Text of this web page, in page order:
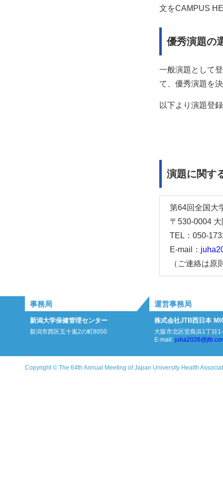
文をCAMPUS
優秀演題の
一般演題として
て、優秀演題を
以下より演題登
演題に関す
第64回全国大
〒530-0004
TEL：050-
E-mail：
（ご連絡は
事務局
新潟大学保健管理センター
新潟市西区五十嵐2の町8050
運営事務局
株式会社JTB西日本
大阪市北区堂島浜1丁目
E-mail:
Copyright © The 64th Annual Meeting of Japan University Health